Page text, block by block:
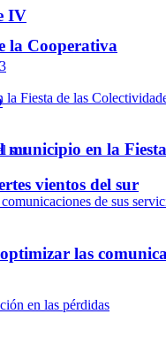
la Cooperativa
en la
las
IV
vientos del sur